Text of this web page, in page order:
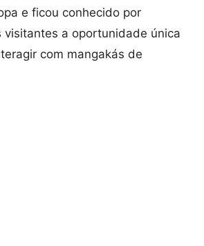
e ficou conhecido por
visitantes a oportunidade única
com mangakás de